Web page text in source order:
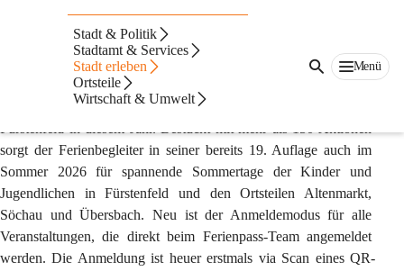
Stadt & Politik
Stadtamt & Services
Stadt erleben
Ortsteile
Wirtschaft & Umwelt
Menü
Ferienpass
Ferienpass 2026
Fürstenfelder Ferienpass 2026: Der Sommerspaß geht wieder los!
Exakt 130 Seiten stark ist der Ferienpass der Stadtgemeinde
sorgt der Ferienbegleiter in seiner bereits 19. Auflage auch im
Sommer 2026 für spannende Sommertage der Kinder und
Jugendlichen in Fürstenfeld und den Ortsteilen Altenmarkt,
Söchau und Übersbach. Neu ist der Anmeldemodus für alle
Veranstaltungen, die direkt beim Ferienpass-Team angemeldet
werden. Die Anmeldung ist heuer erstmals via Scan eines QR-